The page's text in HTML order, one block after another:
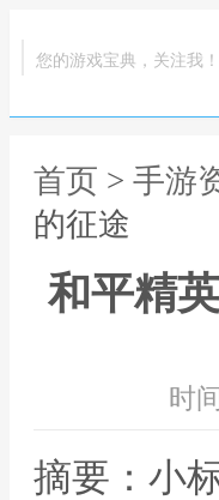
您的游戏宝典，关注我！
首页 > 手游
的征途
和平精
时
摘要：小